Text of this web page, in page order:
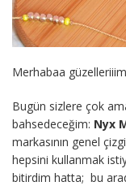
Merhabaa
Bugün sizlere çok
bahsedeceğim: Nyx
markasının genel
hepsini kullanmak
bitirdim hatta; bu